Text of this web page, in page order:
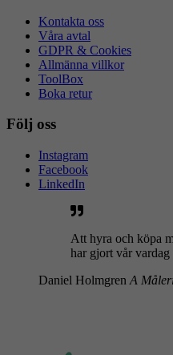
Kontakta oss
Våra avtal
GDPR & Cookies
Allmänna villkor
ToolBox
Boka retur
Följ oss
Instagram
Facebook
LinkedIn
Att hyra och köpa
har gjort vår
Daniel Holmgren A